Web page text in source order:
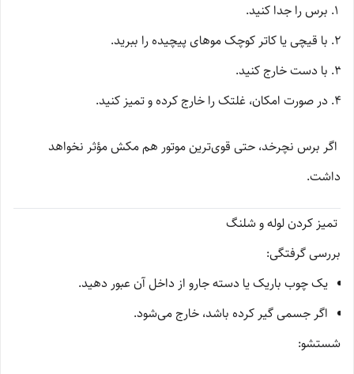
برس را جدا کنید.
با قیچی یا کاتر کوچک موهای پیچیده را ببرید.
با دست خارج کنید.
در صورت امکان، غلتک را خارج کرده و تمیز کنید.
اگر برس نچرخد، حتی قوی‌ترین موتور هم مکش مؤثر نخواهد
داشت.
تمیز کردن لوله و شلنگ
بررسی گرفتگی:
یک چوب باریک یا دسته جارو از داخل آن عبور دهید.
اگر جسمی گیر کرده باشد، خارج می‌شود.
شستشو: